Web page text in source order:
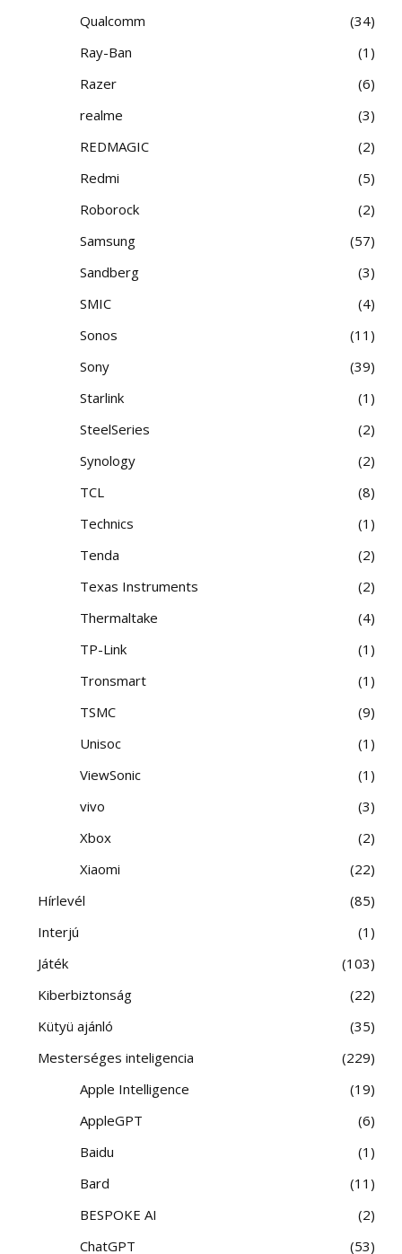
Qualcomm
34
Ray-Ban
1
Razer
6
realme
3
REDMAGIC
2
Redmi
5
Roborock
2
Samsung
57
Sandberg
3
SMIC
4
Sonos
11
Sony
39
Starlink
1
SteelSeries
2
Synology
2
TCL
8
Technics
1
Tenda
2
Texas Instruments
2
Thermaltake
4
TP-Link
1
Tronsmart
1
TSMC
9
Unisoc
1
ViewSonic
1
vivo
3
Xbox
2
Xiaomi
22
Hírlevél
85
Interjú
1
Játék
103
Kiberbiztonság
22
Kütyü ajánló
35
Mesterséges inteligencia
229
Apple Intelligence
19
AppleGPT
6
Baidu
1
Bard
11
BESPOKE AI
2
ChatGPT
53